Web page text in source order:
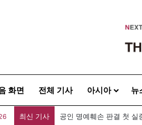
화면 전체 기사 아시아 뉴
최신 기사